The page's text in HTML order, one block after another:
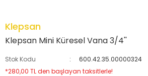
Klepsan
Klepsan Mini Küresel Vana 3/4''
Stok Kodu
600.42.35.00000324
*280,00 TL den başlayan taksitlerle!